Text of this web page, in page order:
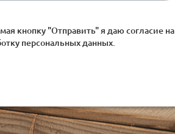
кнопку "Отправить" я даю согласие на
персональных данных